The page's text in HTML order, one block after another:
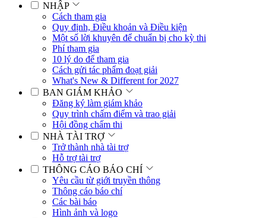
NHẬP
Cách tham gia
Quy định, Điều khoản và Điều kiện
Một số lời khuyên để chuẩn bị cho kỳ thi
Phí tham gia
10 lý do để tham gia
Cách gửi tác phẩm đoạt giải
What's New & Different for 2027
BAN GIÁM KHẢO
Đăng ký làm giám khảo
Quy trình chấm điểm và trao giải
Hội đồng chấm thi
NHÀ TÀI TRỢ
Trở thành nhà tài trợ
Hỗ trợ tài trợ
THÔNG CÁO BÁO CHÍ
Yêu cầu từ giới truyền thông
Thông cáo báo chí
Các bài báo
Hình ảnh và logo